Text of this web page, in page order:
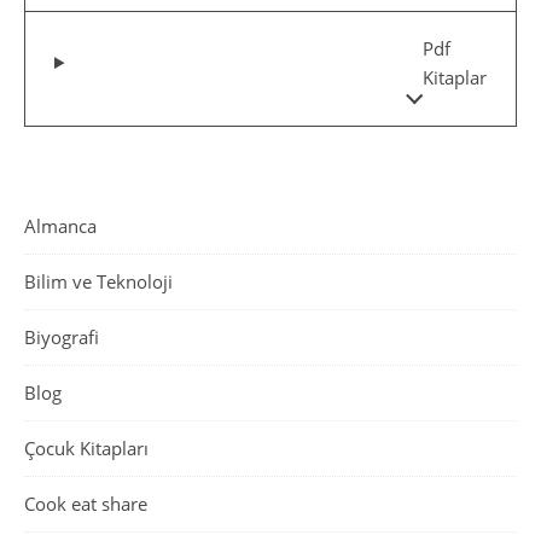
Pdf
Kitaplar
Almanca
Bilim ve Teknoloji
Biyografi
Blog
Çocuk Kitapları
Cook eat share